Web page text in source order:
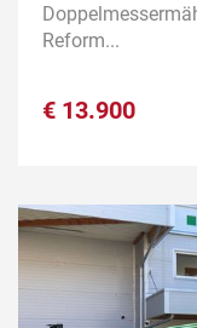
Reform...
€ 13.900